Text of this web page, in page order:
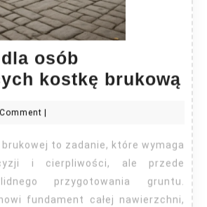
osób
kostkę brukową
dla
i cierpliwości, ale przede
przygotowania gruntu.
fundament całej nawierzchni,